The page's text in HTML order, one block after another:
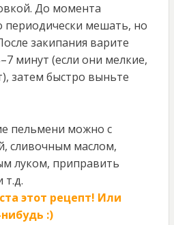
До момента
периодически мешать, но
закипания варите
минут (если они мелкие,
затем быстро выньте
пельмени можно с
сливочным маслом,
луком, приправить
т.д.
этот рецепт! Или
:)